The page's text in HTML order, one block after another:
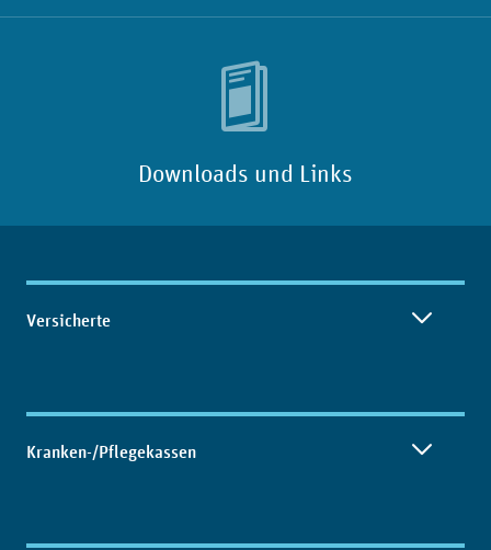
Downloads und Links
Inhaltsübersicht
Versicherte
Kranken-/Pflegekassen